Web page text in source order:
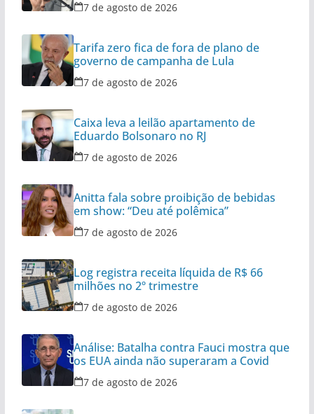
7 de agosto de 2026
Tarifa zero fica de fora de plano de
governo de campanha de Lula
7 de agosto de 2026
Caixa leva a leilão apartamento de
Eduardo Bolsonaro no RJ
7 de agosto de 2026
Anitta fala sobre proibição de bebidas
em show: “Deu até polêmica”
7 de agosto de 2026
Log registra receita líquida de R$ 66
milhões no 2º trimestre
7 de agosto de 2026
Análise: Batalha contra Fauci mostra que
os EUA ainda não superaram a Covid
7 de agosto de 2026